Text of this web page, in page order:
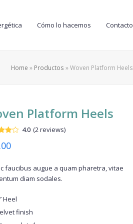
Cómo lo hacemos Contacto
Home » Productos »Woven Platform Heels
Platform Heels
4.0 (2reviews)
El
actual
$77.00.
faucibus augue a quam pharetra, vitae
diam sodales.
Heel
finish